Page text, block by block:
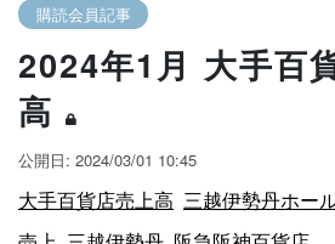
購読会員記事
2024年1月 大手百
高
公開日: 2024/03/01 10:45
大手百貨店売上高 三越伊勢丹ホー